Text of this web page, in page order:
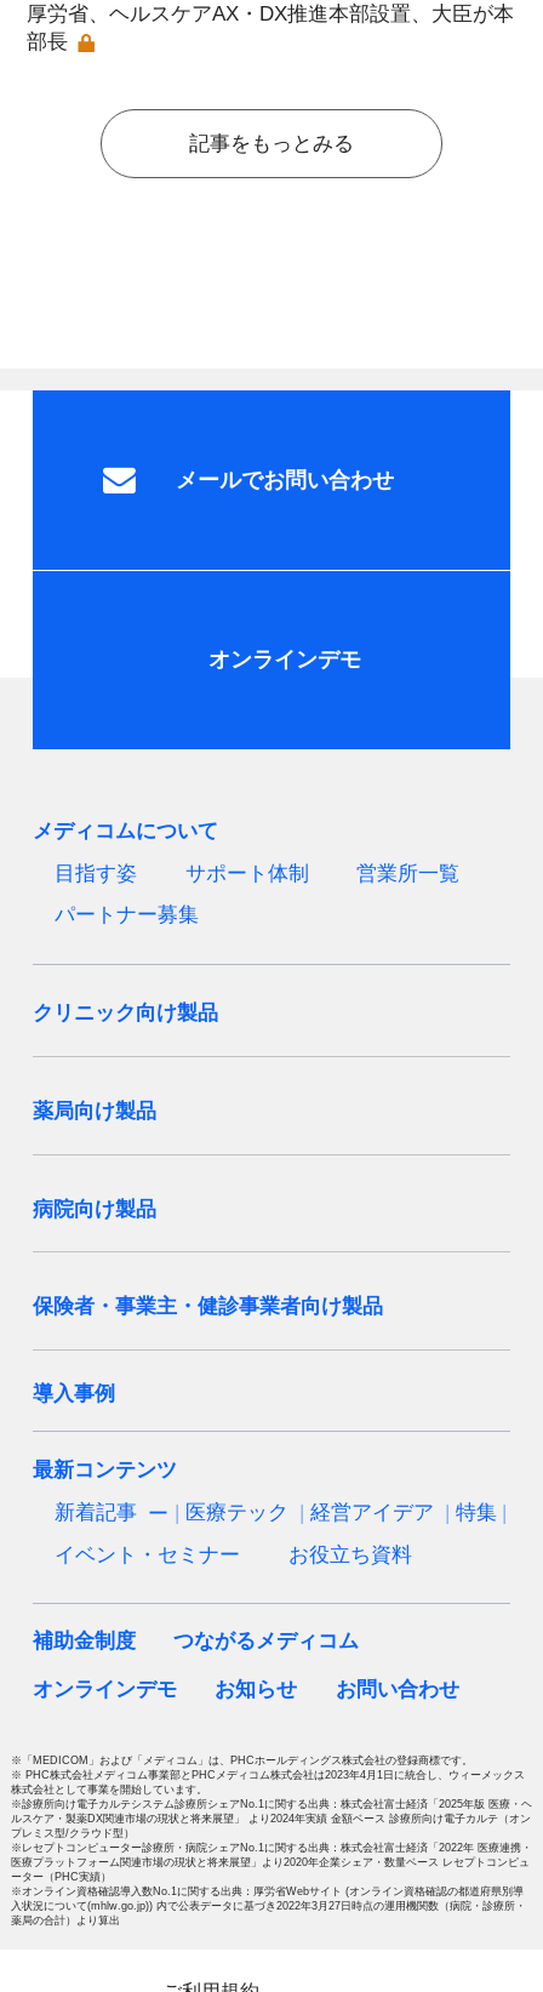
厚労省、ヘルスケアAX・DX推進本部設置、大臣が本
部長
記事をもっとみる
メールでお問い合わせ
オンラインデモ
メディコムについて
目指す姿
サポート体制
営業所一覧
パートナー募集
クリニック向け製品
薬局向け製品
病院向け製品
保険者・事業主・健診事業者向け製品
導入事例
最新コンテンツ
新着記事
医療テック 経営アイデア
特集
イベント・セミナー
お役立ち資料
補助金制度 つながるメディコム
オンラインデモ お知らせ お問い合わせ
※「MEDICOM」および「メディコム」は、PHCホールディングス株式会社の登録商標です。
※ PHC株式会社メディコム事業部とPHCメディコム株式会社は2023年4月1日に統合し、ウィーメックス
株式会社として事業を開始しています。
※診療所向け電子カルテシステム診療所シェアNo.1に関する出典：株式会社富士経済「2025年版 医療・ヘ
ルスケア・製薬DX関連市場の現状と将来展望」 より2024年実績 金額ベース 診療所向け電子カルテ（オン
プレミス型/クラウド型）
※レセプトコンピューター診療所・病院シェアNo.1に関する出典：株式会社富士経済「2022年 医療連携・
医療プラットフォーム関連市場の現状と将来展望」より2020年企業シェア・数量ベース レセプトコンピュ
ーター（PHC実績）
※オンライン資格確認導入数No.1に関する出典：厚労省Webサイト (オンライン資格確認の都道府県別導
入状況について(mhlw.go.jp)) 内で公表データに基づき2022年3月27日時点の運用機関数（病院・診療所・
薬局の合計）より算出